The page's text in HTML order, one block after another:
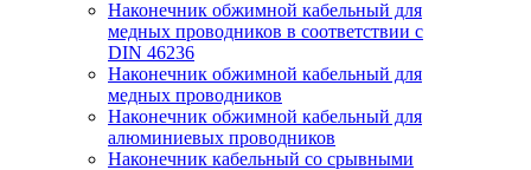
Наконечник обжимной кабельный для
медных проводников в соответствии с
DIN 46236
Наконечник обжимной кабельный для
медных проводников
Наконечник обжимной кабельный для
алюминиевых проводников
Наконечник кабельный со срывными